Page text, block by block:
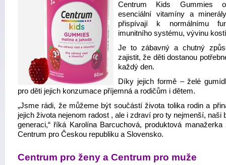
Centrum Kids Gummies
esenciální vitamíny a
přispívají k normálnímu
imunitního systému, vývinu
Je to zábavný a chutný
zajistit, že děti dostanou
každý den.
Díky jejich formě – želé
pro děti jejich konzumace příjemná a rodičům i dětem.
„Jsme rádi, že můžeme být součástí života tolika rodin a
jejich života nejenom radost , ale i zdraví pro ty nejmenší, naši
generaci,“ říká Karolína Barcuchová, produktová manažerka
Centrum pro Českou republiku a Slovensko.
Centrum pro ženy a Centrum pro muže